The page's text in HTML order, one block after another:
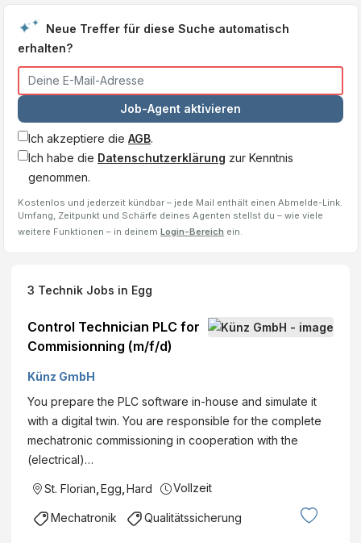
Neue Treffer für diese Suche automatisch
erhalten?
Job-Agent aktivieren
Ich akzeptiere die AGB.
Ich habe die Datenschutzerklärung zur Kenntnis
genommen.
Kostenlos und jederzeit kündbar – jede Mail enthält einen Abmelde-Link.
Umfang, Zeitpunkt und Schärfe deines Agenten stellst du – wie viele
weitere Funktionen – in deinem Login-Bereich ein.
3 Technik Jobs in Egg
Control Technician PLC for
Commisionning (m/f/d)
Künz GmbH
You prepare the PLC software in-house and simulate it
with a digital twin. You are responsible for the complete
mechatronic commissioning in cooperation with the
(electrical)…
St. Florian Egg Hard Vollzeit
Mechatronik Qualitätssicherung